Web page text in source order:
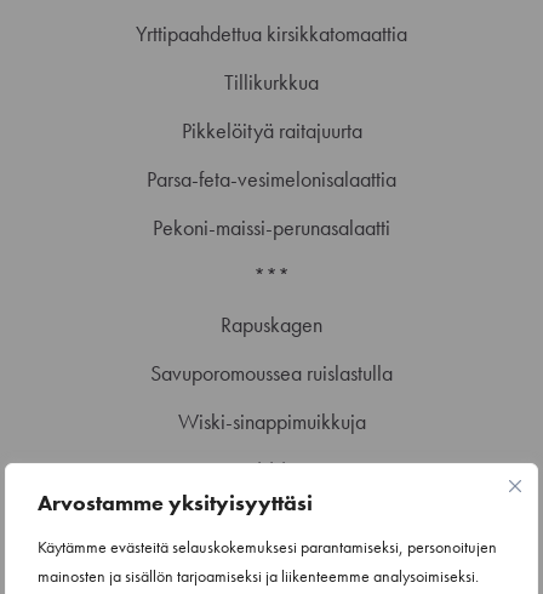
Arvostamme yksityisyyttäsi
Käytämme evästeitä selauskokemuksesi parantamiseksi, personoitujen
mainosten ja sisällön tarjoamiseksi ja liikenteemme analysoimiseksi.
Yrttipaahdettua kirsikkatomaattia
Tillikurkkua
Pikkelöityä raitajuurta
Parsa-feta-vesimelonisalaattia
Pekoni-maissi-perunasalaatti
***
Rapuskagen
Savuporomoussea ruislastulla
Wiski-sinappimuikkuja
***
Perunarieskaa
Saaristolaisleipää